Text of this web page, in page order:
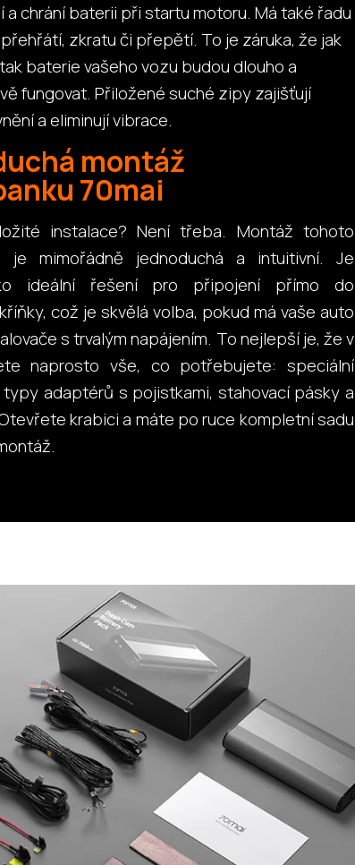
a chrání baterii při startu motoru. Má také řadu
zkratu či přepětí. To je záruka, že jak
baterie vašeho vozu budou dlouho a
fungovat. Přiložené suché zipy zajišťují
a eliminují vibrace.
montáž
70mai
instalace? Není třeba. Montáž tohoto
je mimořádně jednoduchá a intuitivní. Je
ideální řešení pro připojení přímo do
což je skvělá volba, pokud má vaše auto
s trvalým napájením. To nejlepší je, že v
naprosto vše, co potřebujete: speciální
adaptérů s pojistkami, stahovací pásky a
krabici a máte po ruce kompletní sadu